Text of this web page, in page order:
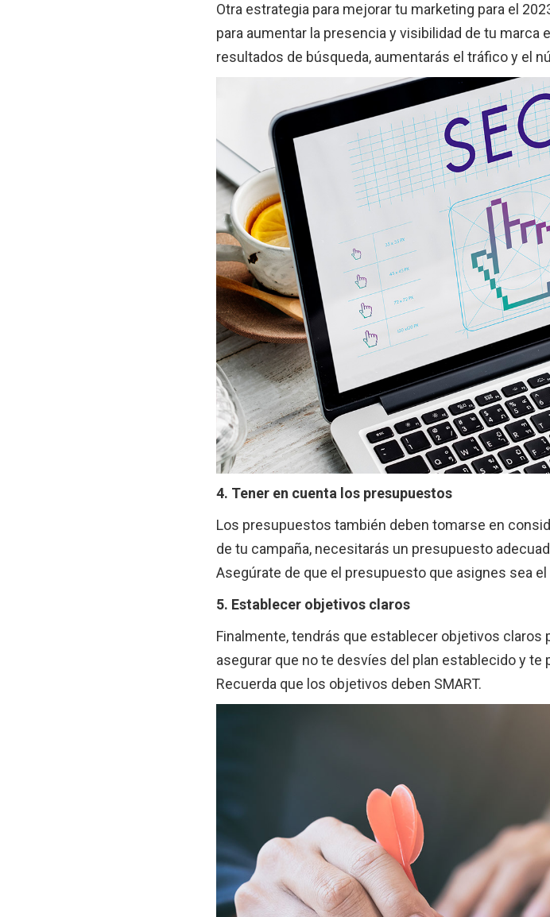
Otra estrategia para mejorar tu marketing para el
para aumentar la presencia y visibilidad de tu
resultados de búsqueda, aumentarás el tráfico y el
4. Tener en cuenta los presupuestos
Los presupuestos también deben tomarse en
de tu campaña, necesitarás un presupuesto
Asegúrate de que el presupuesto que asignes sea
5. Establecer objetivos claros
Finalmente, tendrás que establecer objetivos claros
asegurar que no te desvíes del plan establecido y
Recuerda que los objetivos deben SMART.